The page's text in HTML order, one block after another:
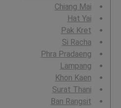
Chiang Mai
Hat Yai
Pak Kret
Si Racha
Phra Pradaeng
Lampang
Khon Kaen
Surat Thani
Ban Rangsit